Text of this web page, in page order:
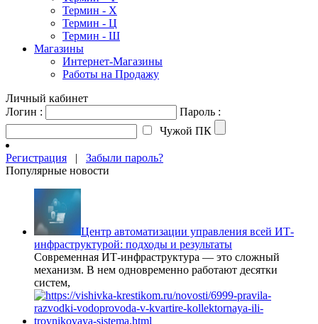
Термин - Х
Термин - Ц
Термин - Ш
Магазины
Интернет-Магазины
Работы на Продажу
Личный кабинет
Логин :
Пароль :
Чужой ПК
Регистрация | Забыли пароль?
Популярные новости
Центр автоматизации управления всей ИТ-
инфраструктурой: подходы и результаты
Современная ИТ-инфраструктура — это сложный
механизм. В нем одновременно работают десятки
систем,